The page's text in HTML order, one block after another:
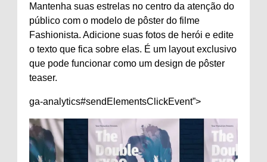
Mantenha suas estrelas no centro da atenção do
público com o modelo de pôster do filme
Fashionista. Adicione suas fotos de herói e edite
o texto que fica sobre elas. É um layout exclusivo
que pode funcionar como um design de pôster
teaser.
ga-analytics#sendElementsClickEvent”>